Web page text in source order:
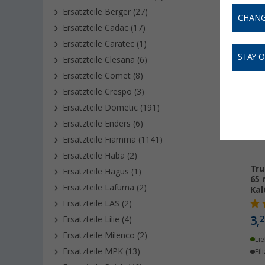
Ersatzteile Berger (27)
Ersatzteile Cadac (17)
Ersatzteile Caratec (1)
Ersatzteile Clesana (6)
Ersatzteile Comet (8)
Ersatzteile Crespo (3)
Ersatzteile Dometic (191)
Ersatzteile Enders (6)
Ersatzteile Fiamma (1141)
Ersatzteile Haba (2)
Ersatzteile Hagus (1)
Ersatzteile Lafuma (2)
Ersatzteile LAS (2)
Ersatzteile Lilie (4)
Ersatzteile Milenco (2)
Ersatzteile MPK (13)
65
3,
STAY